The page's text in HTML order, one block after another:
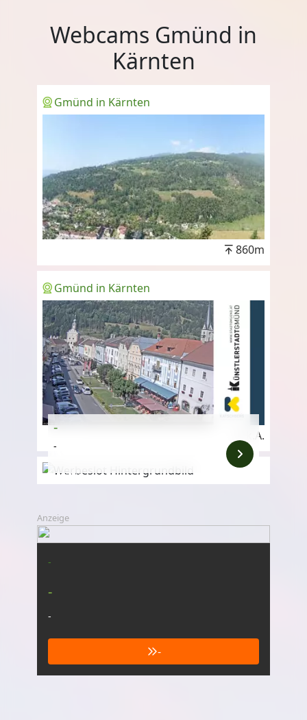
Webcams Gmünd in
Kärnten
Gmünd in Kärnten
860m
Gmünd in Kärnten
k.A.
Anzeige
-
-
Anzeige
-
-
-
-